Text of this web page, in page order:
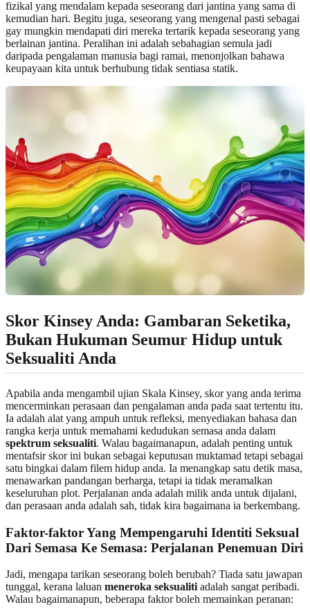
fizikal yang mendalam kepada seseorang dari jantina yang sama di
kemudian hari. Begitu juga, seseorang yang mengenal pasti sebagai
gay mungkin mendapati diri mereka tertarik kepada seseorang yang
berlainan jantina. Peralihan ini adalah sebahagian semula jadi
daripada pengalaman manusia bagi ramai, menonjolkan bahawa
keupayaan kita untuk berhubung tidak sentiasa statik.
Skor Kinsey Anda: Gambaran Seketika,
Bukan Hukuman Seumur Hidup untuk
Seksualiti Anda
Apabila anda mengambil ujian Skala Kinsey, skor yang anda terima
mencerminkan perasaan dan pengalaman anda pada saat tertentu itu.
Ia adalah alat yang ampuh untuk refleksi, menyediakan bahasa dan
rangka kerja untuk memahami kedudukan semasa anda dalam
spektrum seksualiti. Walau bagaimanapun, adalah penting untuk
mentafsir skor ini bukan sebagai keputusan muktamad tetapi sebagai
satu bingkai dalam filem hidup anda. Ia menangkap satu detik masa,
menawarkan pandangan berharga, tetapi ia tidak meramalkan
keseluruhan plot. Perjalanan anda adalah milik anda untuk dijalani,
dan perasaan anda adalah sah, tidak kira bagaimana ia berkembang.
Faktor-faktor Yang Mempengaruhi Identiti Seksual
Dari Semasa Ke Semasa: Perjalanan Penemuan Diri
Jadi, mengapa tarikan seseorang boleh berubah? Tiada satu jawapan
tunggal, kerana laluan meneroka seksualiti adalah sangat peribadi.
Walau bagaimanapun, beberapa faktor boleh memainkan peranan: